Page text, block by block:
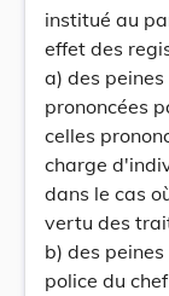
institué au
effet des
a) des
prononcées
celles
charge
dans le cas
vertu des
b) des
police du